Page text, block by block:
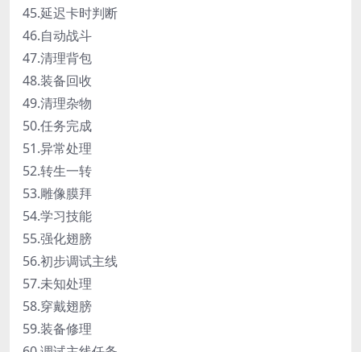
45.延迟卡时判断
46.自动战斗
47.清理背包
48.装备回收
49.清理杂物
50.任务完成
51.异常处理
52.转生一转
53.雕像膜拜
54.学习技能
55.强化翅膀
56.初步调试主线
57.未知处理
58.穿戴翅膀
59.装备修理